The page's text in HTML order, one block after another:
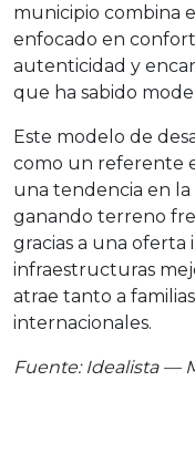
municipio combina
enfocado en
autenticidad y
que ha sabido
Este modelo de
como un referente
una tendencia en
ganando terreno
gracias a una
infraestructuras
atrae tanto a
internacionales.
Fuente: Idealista —